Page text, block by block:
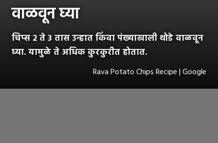
वाळवून घ्या
चिप्स 2 ते 3 तास उन्हात किंवा पंख्याखाली थोडे वाळवून
घ्या. यामुळे ते अधिक कुरकुरीत होतात.
Rava Potato Chips Recipe | Google